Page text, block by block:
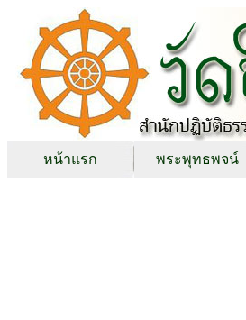
หน้าแรก พระพุทธพจน์